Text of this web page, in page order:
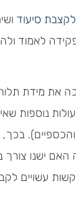
סיעוד
לאמוד
והכספיים).
האם ישנו
עשויים